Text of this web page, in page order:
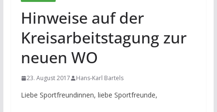
Hinweise auf der
Kreisarbeitstagung zur
neuen WO
23. August 2017 Hans-Karl Bartels
Liebe Sportfreundinnen, liebe Sportfreunde,